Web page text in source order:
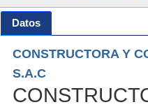
Datos
CONSTRUCTORA Y
S.A.C